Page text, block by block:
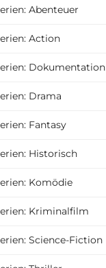
Abenteuer
Action
Dokumentation
Drama
Fantasy
Historisch
Komödie
Kriminalfilm
Science-Fiction